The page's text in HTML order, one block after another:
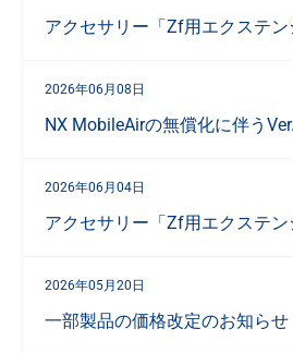
アクセサリー「Zf用エクステ
2026年06月08日
NX MobileAirの無償化に伴う
2026年06月04日
アクセサリー「Zf用エクステ
2026年05月20日
一部製品の価格改定のお知ら